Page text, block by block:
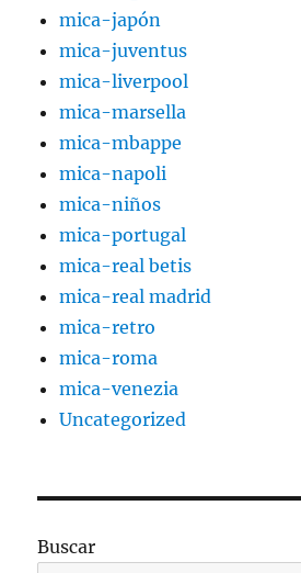
mica-japón
mica-juventus
mica-liverpool
mica-marsella
mica-mbappe
mica-napoli
mica-niños
mica-portugal
mica-real betis
mica-real madrid
mica-retro
mica-roma
mica-venezia
Uncategorized
Buscar